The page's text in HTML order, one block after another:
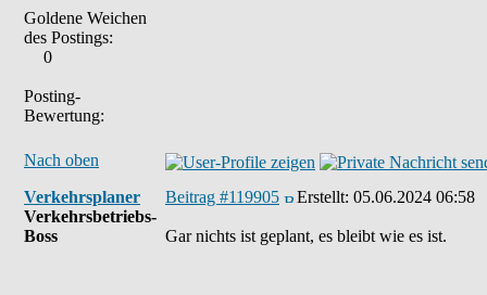
Goldene Weichen
des Postings:
0
Posting-
Bewertung:
Nach oben
Verkehrsplaner
Verkehrsbetriebs-
Boss
Beitrag #119905 Erstellt: 05.06.2024 06:58
Gar nichts ist geplant, es bleibt wie es ist.